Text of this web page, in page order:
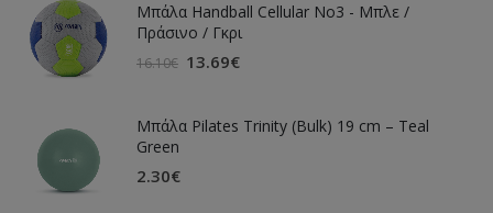
Μπάλα Handball Cellular Νο3 - Μπλε /
Πράσινο / Γκρι
16.10€ 13.69€
Μπάλα Pilates Trinity (Bulk) 19 cm – Teal
Green
2.30€